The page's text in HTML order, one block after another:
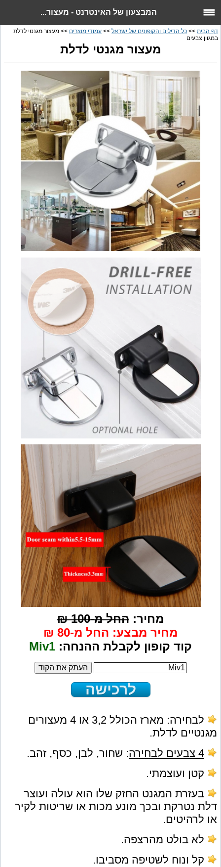
המבצעון של האינטרנט - מעצור...
דף הבית >> כל הדילים והקופונים של ישראל >> עמודי מוצרים >> מעצור מגנטי לדלת
במגוון צבעים
מעצור מגנטי לדלת
מחיר: החל מ-100
₪
מחיר מבצע: החל מ-80 ₪
קוד קופון לקבלת ההנחה: Miv1
העתק את הקוד
לרכישה
לבחירה: מארז הכולל 3,2 או 4 מעצורים
מגנטיים לדלת.
4 צבעים לבחירה
: שחור, לבן, כסף, זהב.
קטן ועוצמתי.
בעזרת המגנט החזק שלו הוא עולה ועוצר
דלת נטרקת ובכך מונע מכות או שריטות לקיר
או לרהיטים.
לא בולט מהרצפה.
קל ונוח לשטיפה מסביבו.